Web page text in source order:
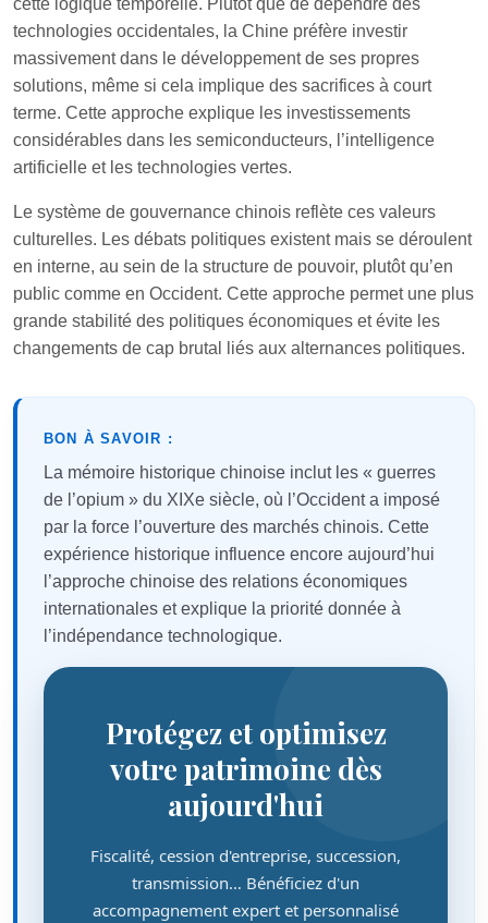
cette logique temporelle. Plutôt que de dépendre des
technologies occidentales, la Chine préfère investir
massivement dans le développement de ses propres
solutions, même si cela implique des sacrifices à court
terme. Cette approche explique les investissements
considérables dans les semiconducteurs, l’intelligence
artificielle et les technologies vertes.
Le système de gouvernance chinois reflète ces valeurs
culturelles. Les débats politiques existent mais se déroulent
en interne, au sein de la structure de pouvoir, plutôt qu’en
public comme en Occident. Cette approche permet une plus
grande stabilité des politiques économiques et évite les
changements de cap brutal liés aux alternances politiques.
BON À SAVOIR :
La mémoire historique chinoise inclut les « guerres
de l’opium » du XIXe siècle, où l’Occident a imposé
par la force l’ouverture des marchés chinois. Cette
expérience historique influence encore aujourd’hui
l’approche chinoise des relations économiques
internationales et explique la priorité donnée à
l’indépendance technologique.
Protégez et optimisez
votre patrimoine dès
aujourd'hui
Fiscalité, cession d'entreprise, succession,
transmission… Bénéficiez d'un
accompagnement expert et personnalisé